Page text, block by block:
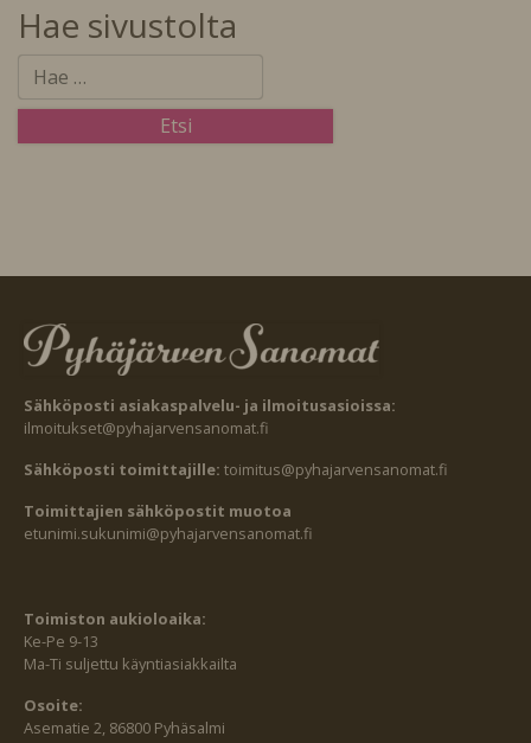
Hae sivustolta
Sähköposti asiakaspalvelu- ja ilmoitusasioissa:
ilmoitukset@pyhajarvensanomat.fi
Sähköposti toimittajille: toimitus@pyhajarvensanomat.fi
Toimittajien sähköpostit muotoa
etunimi.sukunimi@pyhajarvensanomat.fi
Toimiston aukioloaika:
Ke-Pe 9-13
Ma-Ti suljettu käyntiasiakkailta
Osoite:
Asematie 2, 86800 Pyhäsalmi